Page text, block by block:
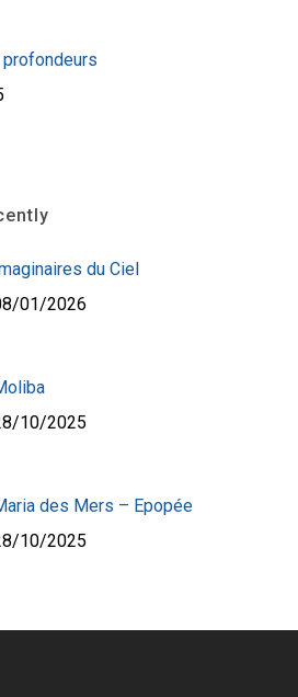
du Ciel
01/2026
10/2025
des Mers – Epopée
10/2025